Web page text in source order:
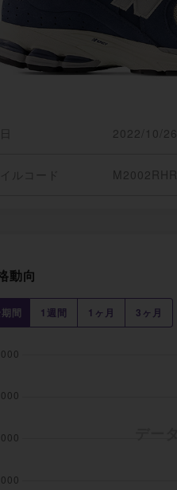
2022/10/26
イルコード M2002RHR
動向
間 1週間 1ヶ月 3ヶ月